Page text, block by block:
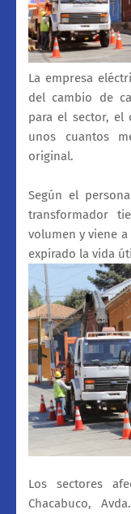
La empresa
del cambio de
para el sector, el
unos cuantos
original.
Según el
transformador
volumen y viene
expirado la vida
Los sectores
Chacabuco,